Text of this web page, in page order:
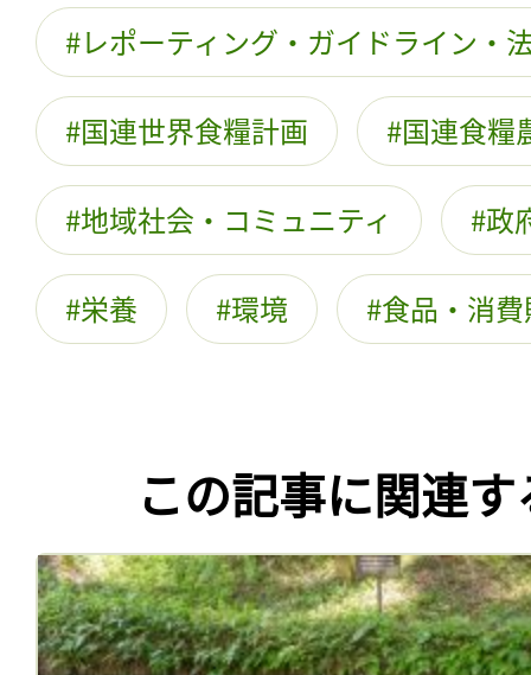
レポーティング・ガイドライン・
国連世界食糧計画 国連食糧
地域社会・コミュニティ 政
栄養 環境 食品・消
この記事に関連